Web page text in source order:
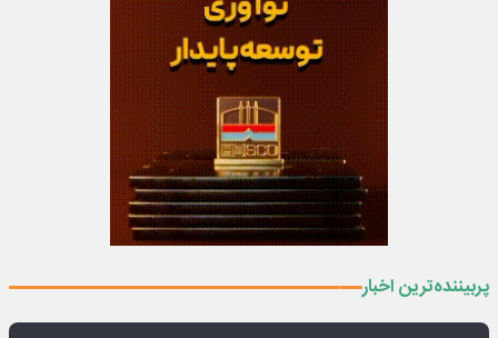
پربیننده‌ترین اخبار